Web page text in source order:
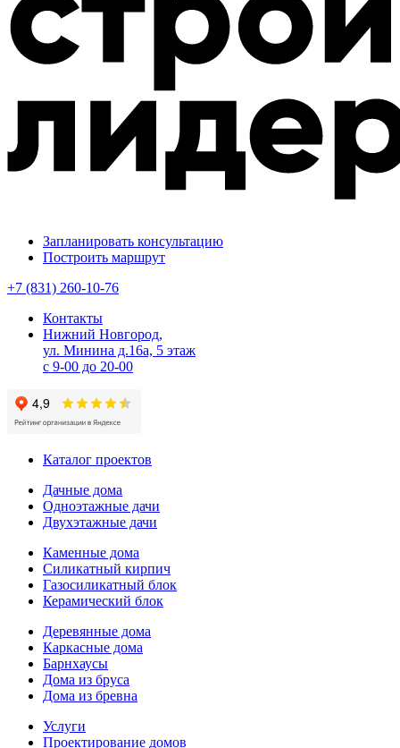
Запланировать консультацию
Построить маршрут
+7 (831) 260-10-76
Контакты
Нижний Новгород,
ул. Минина д.16а, 5 этаж
с 9-00 до 20-00
Каталог проектов
Дачные дома
Одноэтажные дачи
Двухэтажные дачи
Каменные дома
Силикатный кирпич
Газосиликатный блок
Керамический блок
Деревянные дома
Каркасные дома
Барнхаусы
Дома из бруса
Дома из бревна
Услуги
Проектирование домов